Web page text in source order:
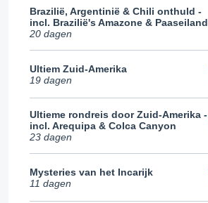
Brazilië, Argentinië & Chili onthuld -
incl. Brazilië's Amazone & Paaseiland
20 dagen
Ultiem Zuid-Amerika
19 dagen
Ultieme rondreis door Zuid-Amerika -
incl. Arequipa & Colca Canyon
23 dagen
Mysteries van het Incarijk
11 dagen